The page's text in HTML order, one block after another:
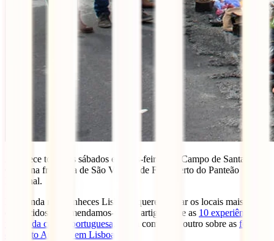
Acontece todos os sábados e terças-feiras, no Campo de Santa
Clara, na freguesia de São Vicente de Fora, perto do Panteão
Nacional.
E se ainda não conheces Lisboa e queres visitar os locais mais
conhecidos, recomendamos-te este artigo sobre as 10 experiências
típicas da capital portuguesa , assim como este outro sobre as festas
de Santo António em Lisboa